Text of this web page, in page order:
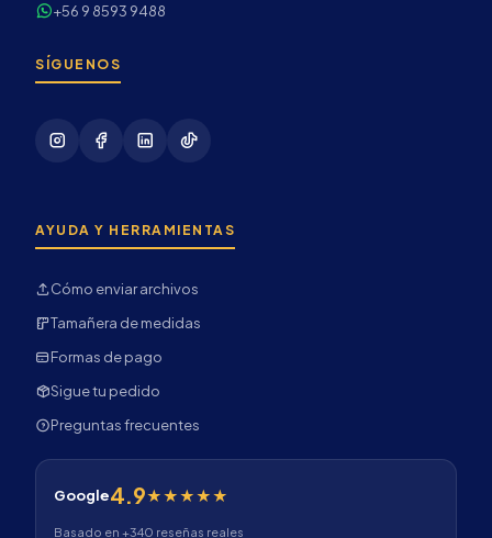
+56 9 8593 9488
SÍGUENOS
AYUDA Y HERRAMIENTAS
Cómo enviar archivos
Tamañera de medidas
Formas de pago
Sigue tu pedido
Preguntas frecuentes
Google4.9★★★★★
Basado en +340 reseñas reales